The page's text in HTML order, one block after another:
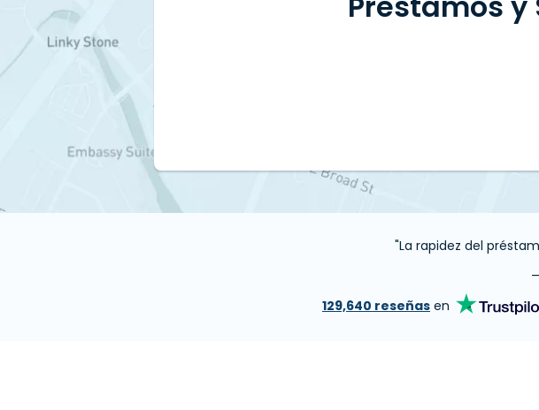
"La rapidez del
129,640 reseñas en